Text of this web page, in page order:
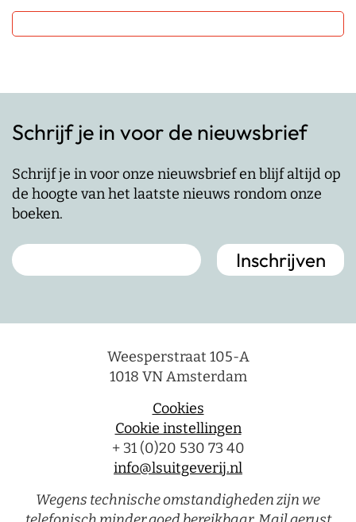
Schrijf je in voor de nieuwsbrief
Schrijf je in voor onze nieuwsbrief en blijf altijd op
de hoogte van het laatste nieuws rondom onze
boeken.
Weesperstraat 105-A
1018 VN Amsterdam
Cookies
Cookie instellingen
+ 31 (0)20 530 73 40
info@lsuitgeverij.nl
Wegens technische omstandigheden zijn we